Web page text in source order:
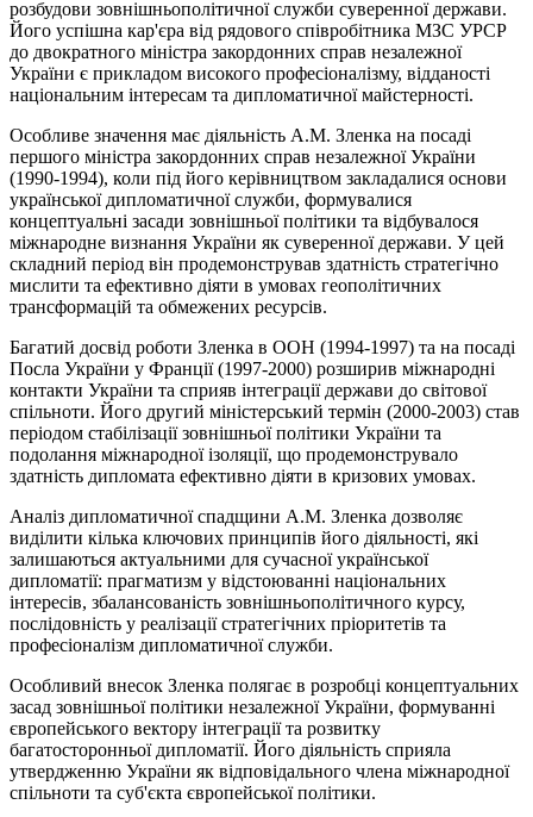
розбудови зовнішньополітичної служби суверенної держави.
Його успішна кар'єра від рядового співробітника МЗС УРСР
до двократного міністра закордонних справ незалежної
України є прикладом високого професіоналізму, відданості
національним інтересам та дипломатичної майстерності.
Особливе значення має діяльність А.М. Зленка на посаді
першого міністра закордонних справ незалежної України
(1990-1994), коли під його керівництвом закладалися основи
української дипломатичної служби, формувалися
концептуальні засади зовнішньої політики та відбувалося
міжнародне визнання України як суверенної держави. У цей
складний період він продемонстрував здатність стратегічно
мислити та ефективно діяти в умовах геополітичних
трансформацій та обмежених ресурсів.
Багатий досвід роботи Зленка в ООН (1994-1997) та на посаді
Посла України у Франції (1997-2000) розширив міжнародні
контакти України та сприяв інтеграції держави до світової
спільноти. Його другий міністерський термін (2000-2003) став
періодом стабілізації зовнішньої політики України та
подолання міжнародної ізоляції, що продемонструвало
здатність дипломата ефективно діяти в кризових умовах.
Аналіз дипломатичної спадщини А.М. Зленка дозволяє
виділити кілька ключових принципів його діяльності, які
залишаються актуальними для сучасної української
дипломатії: прагматизм у відстоюванні національних
інтересів, збалансованість зовнішньополітичного курсу,
послідовність у реалізації стратегічних пріоритетів та
професіоналізм дипломатичної служби.
Особливий внесок Зленка полягає в розробці концептуальних
засад зовнішньої політики незалежної України, формуванні
європейського вектору інтеграції та розвитку
багатосторонньої дипломатії. Його діяльність сприяла
утвердженню України як відповідального члена міжнародної
спільноти та суб'єкта європейської політики.